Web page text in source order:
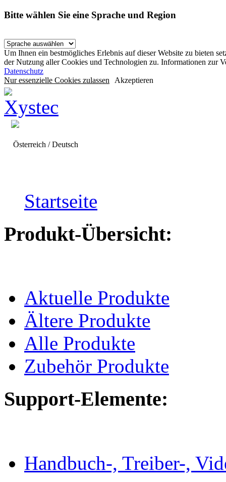
Bitte wählen Sie eine Sprache und Region
Um Ihnen ein bestmögliches Erlebnis auf dieser Website zu bieten
der Nutzung aller Cookies und Technologien zu. Informationen zur
Datenschutz
Nur essenzielle Cookies zulassen Akzeptieren
Österreich / Deutsch
Startseite
Produkt-Übersicht:
Aktuelle Produkte
Ältere Produkte
Alle Produkte
Zubehör Produkte
Support-Elemente:
Handbuch-, Treiber-,